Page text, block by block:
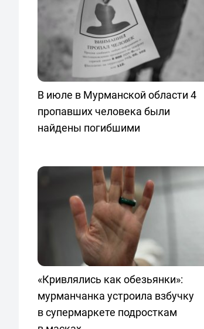
В июле в Мурманской области 4
пропавших человека были
найдены погибшими
«Кривлялись как обезьянки»:
мурманчанка устроила взбучку
в супермаркете подросткам